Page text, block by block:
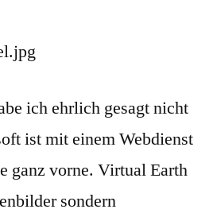
Maps
ich ehrlich gesagt nicht
ist mit einem Webdienst
ganz vorne. Virtual Earth
sondern